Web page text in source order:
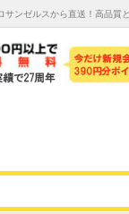
ンゼルスから直送！高品質